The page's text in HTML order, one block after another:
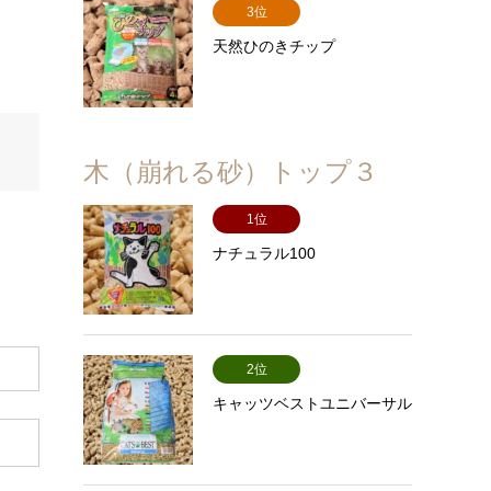
3位
天然ひのきチップ
木（崩れる砂）トップ３
1位
ナチュラル100
2位
キャッツベストユニバーサル